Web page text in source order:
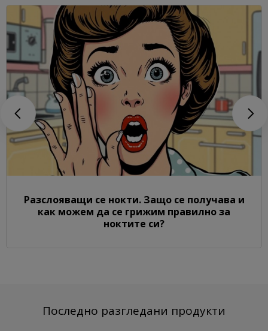
Разслояващи се нокти. Защо се получава и
как можем да се грижим правилно за
ноктите си?
Последно разгледани продукти